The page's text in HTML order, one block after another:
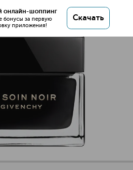
онлайн-шоппинг
бонусы за первую
приложения!
Скачать
крем для лица